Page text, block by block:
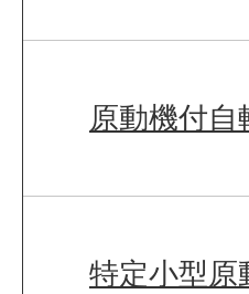
原動機付
特定小型